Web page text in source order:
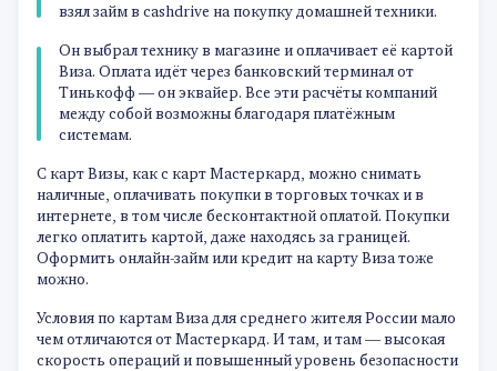
взял займ в cashdrive на покупку домашней техники.
Он выбрал технику в магазине и оплачивает её картой
Виза. Оплата идёт через банковский терминал от
Тинькофф — он эквайер. Все эти расчёты компаний
между собой возможны благодаря платёжным
системам.
С карт Визы, как с карт Мастеркард, можно снимать
наличные, оплачивать покупки в торговых точках и в
интернете, в том числе бесконтактной оплатой. Покупки
легко оплатить картой, даже находясь за границей.
Оформить онлайн-займ или кредит на карту Виза тоже
можно.
Условия по картам Виза для среднего жителя России мало
чем отличаются от Мастеркард. И там, и там — высокая
скорость операций и повышенный уровень безопасности